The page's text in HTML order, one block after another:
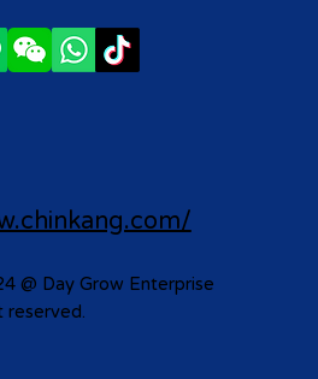
@ Day Grow Enterprise
reserved.